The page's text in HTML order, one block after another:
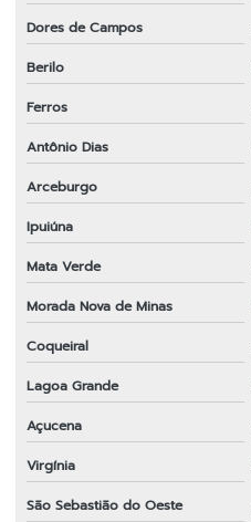
Dores de Campos
Berilo
Ferros
Antônio Dias
Arceburgo
Ipuiúna
Mata Verde
Morada Nova de Minas
Coqueiral
Lagoa Grande
Açucena
Virgínia
São Sebastião do Oeste